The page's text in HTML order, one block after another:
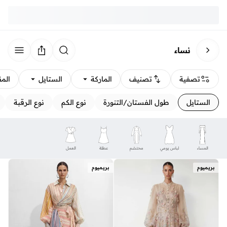
نساء
تصفية تصنيف الماركة الستايل
الستايل طول الفستان/التنورة نوع الكم نوع الرقبة
المساء لباس يومي محتشم عطلة العمل
بريميوم بريميوم